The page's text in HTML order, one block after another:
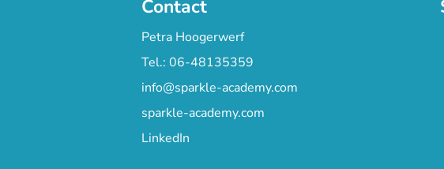
Contact
Petra Hoogerwerf
Tel.: 06-48135359
info@sparkle-academy.com
sparkle-academy.com
LinkedIn